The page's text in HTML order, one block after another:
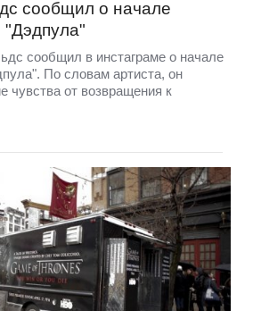
сообщил о начале
"Дэдпула"
сообщил в инстаграме о начале
По словам артиста, он
чувства от возвращения к